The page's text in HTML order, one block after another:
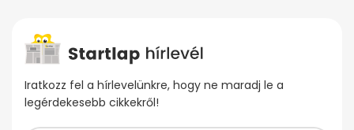
Iratkozz fel a hírlevelünkre, hogy ne maradj le a
legérdekesebb cikkekről!